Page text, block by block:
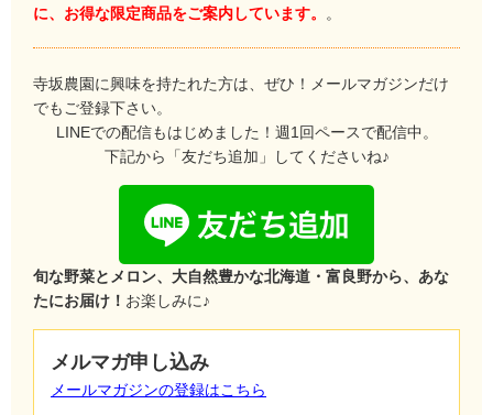
に、お得な限定商品をご案内しています。
。
寺坂農園に興味を持たれた方は、ぜひ！メールマガジンだけ
でもご登録下さい。
LINEでの配信もはじめました！週1回ペースで配信中。
下記から「友だち追加」してくださいね♪
旬な野菜とメロン、大自然豊かな北海道・富良野から、あな
たにお届け！ お楽しみに♪
メルマガ申し込み
メールマガジンの登録はこちら